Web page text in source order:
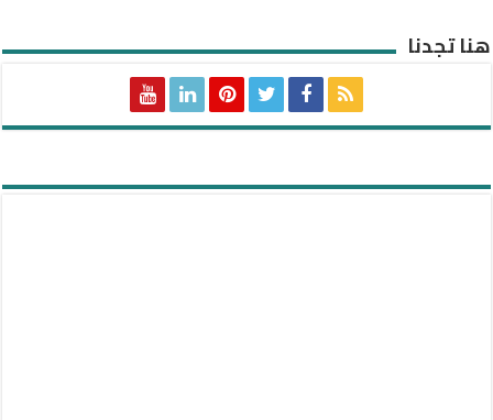
هنا تجدنا